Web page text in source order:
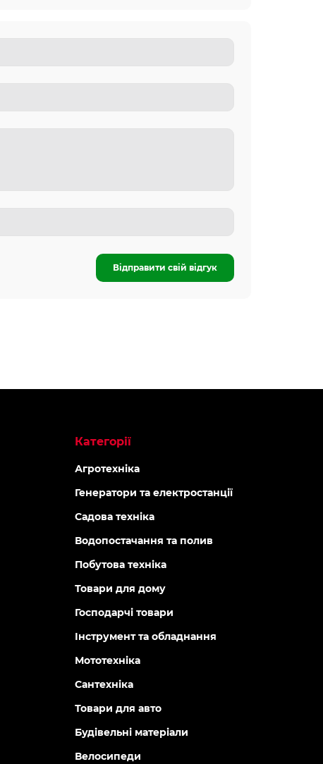
Відправити свій відгук
Категорії
Агротехніка
Генератори та електростанції
Садова техніка
Водопостачання та полив
Побутова техніка
Товари для дому
Господарчі товари
Інструмент та обладнання
Мототехніка
Сантехніка
Товари для авто
Будівельні матеріали
Велосипеди